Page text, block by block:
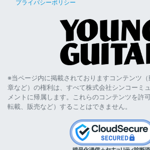
プライバシーポリシー
※当ページ内に掲載されておりますコンテンツ
章など）の権利は、すべて株式会社シンコーミ
メントに帰属します。これらのコンテンツを許
転載、販売など）することはできません。